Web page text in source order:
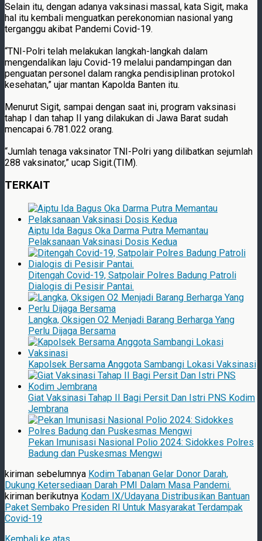
Selain itu, dengan adanya vaksinasi massal, kata Sigit, maka
hal itu kembali menguatkan perekonomian nasional yang
terganggu akibat Pandemi Covid-19.
“TNI-Polri telah melakukan langkah-langkah dalam
mengendalikan laju Covid-19 melalui pandampingan dan
penguatan personel dalam rangka pendisiplinan protokol
kesehatan,” ujar mantan Kapolda Banten itu.
Menurut Sigit, sampai dengan saat ini, program vaksinasi
tahap I dan tahap II yang dilakukan di Jawa Barat sudah
mencapai 6.781.022 orang.
“Jumlah tenaga vaksinator TNI-Polri yang dilibatkan sejumlah
288 vaksinator,” ucap Sigit.(TIM).
TERKAIT
Aiptu Ida Bagus Oka Darma Putra Memantau
Pelaksanaan Vaksinasi Dosis Kedua
Ditengah Covid-19, Satpolair Polres Badung Patroli
Dialogis di Pesisir Pantai.
Langka, Oksigen O2 Menjadi Barang Berharga Yang
Perlu Dijaga Bersama
Kapolsek Bersama Anggota Sambangi Lokasi Vaksinasi
Giat Vaksinasi Tahap II Bagi Persit Dan Istri PNS Kodim
Jembrana
Pekan Imunisasi Nasional Polio 2024: Sidokkes Polres
Badung dan Puskesmas Mengwi
kiriman sebelumnya Kodim Tabanan Gelar Donor Darah,
Dukung Ketersediaan Darah PMI Dalam Masa Pandemi.
kiriman berikutnya Kodam IX/Udayana Distribusikan Bantuan
Paket Sembako Presiden RI Untuk Masyarakat Terdampak
Covid-19